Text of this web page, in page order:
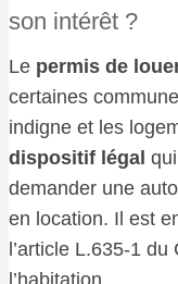
son intérêt ?
Le permis de
certaines
indigne et les
dispositif légal
demander une
en location. Il est
l’article L.635-1
l’habitation.